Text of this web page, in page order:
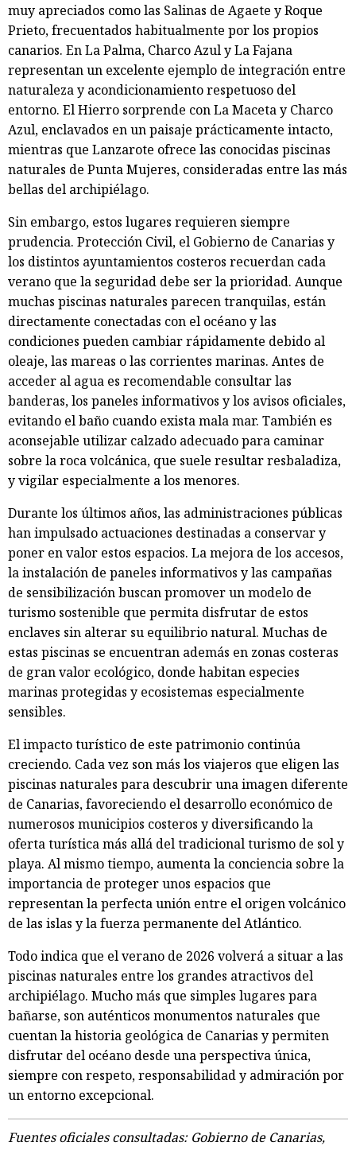
muy apreciados como las Salinas de Agaete y Roque
Prieto, frecuentados habitualmente por los propios
canarios. En La Palma, Charco Azul y La Fajana
representan un excelente ejemplo de integración entre
naturaleza y acondicionamiento respetuoso del
entorno. El Hierro sorprende con La Maceta y Charco
Azul, enclavados en un paisaje prácticamente intacto,
mientras que Lanzarote ofrece las conocidas piscinas
naturales de Punta Mujeres, consideradas entre las más
bellas del archipiélago.
Sin embargo, estos lugares requieren siempre
prudencia. Protección Civil, el Gobierno de Canarias y
los distintos ayuntamientos costeros recuerdan cada
verano que la seguridad debe ser la prioridad. Aunque
muchas piscinas naturales parecen tranquilas, están
directamente conectadas con el océano y las
condiciones pueden cambiar rápidamente debido al
oleaje, las mareas o las corrientes marinas. Antes de
acceder al agua es recomendable consultar las
banderas, los paneles informativos y los avisos oficiales,
evitando el baño cuando exista mala mar. También es
aconsejable utilizar calzado adecuado para caminar
sobre la roca volcánica, que suele resultar resbaladiza,
y vigilar especialmente a los menores.
Durante los últimos años, las administraciones públicas
han impulsado actuaciones destinadas a conservar y
poner en valor estos espacios. La mejora de los accesos,
la instalación de paneles informativos y las campañas
de sensibilización buscan promover un modelo de
turismo sostenible que permita disfrutar de estos
enclaves sin alterar su equilibrio natural. Muchas de
estas piscinas se encuentran además en zonas costeras
de gran valor ecológico, donde habitan especies
marinas protegidas y ecosistemas especialmente
sensibles.
El impacto turístico de este patrimonio continúa
creciendo. Cada vez son más los viajeros que eligen las
piscinas naturales para descubrir una imagen diferente
de Canarias, favoreciendo el desarrollo económico de
numerosos municipios costeros y diversificando la
oferta turística más allá del tradicional turismo de sol y
playa. Al mismo tiempo, aumenta la conciencia sobre la
importancia de proteger unos espacios que
representan la perfecta unión entre el origen volcánico
de las islas y la fuerza permanente del Atlántico.
Todo indica que el verano de 2026 volverá a situar a las
piscinas naturales entre los grandes atractivos del
archipiélago. Mucho más que simples lugares para
bañarse, son auténticos monumentos naturales que
cuentan la historia geológica de Canarias y permiten
disfrutar del océano desde una perspectiva única,
siempre con respeto, responsabilidad y admiración por
un entorno excepcional.
Fuentes oficiales consultadas: Gobierno de Canarias,